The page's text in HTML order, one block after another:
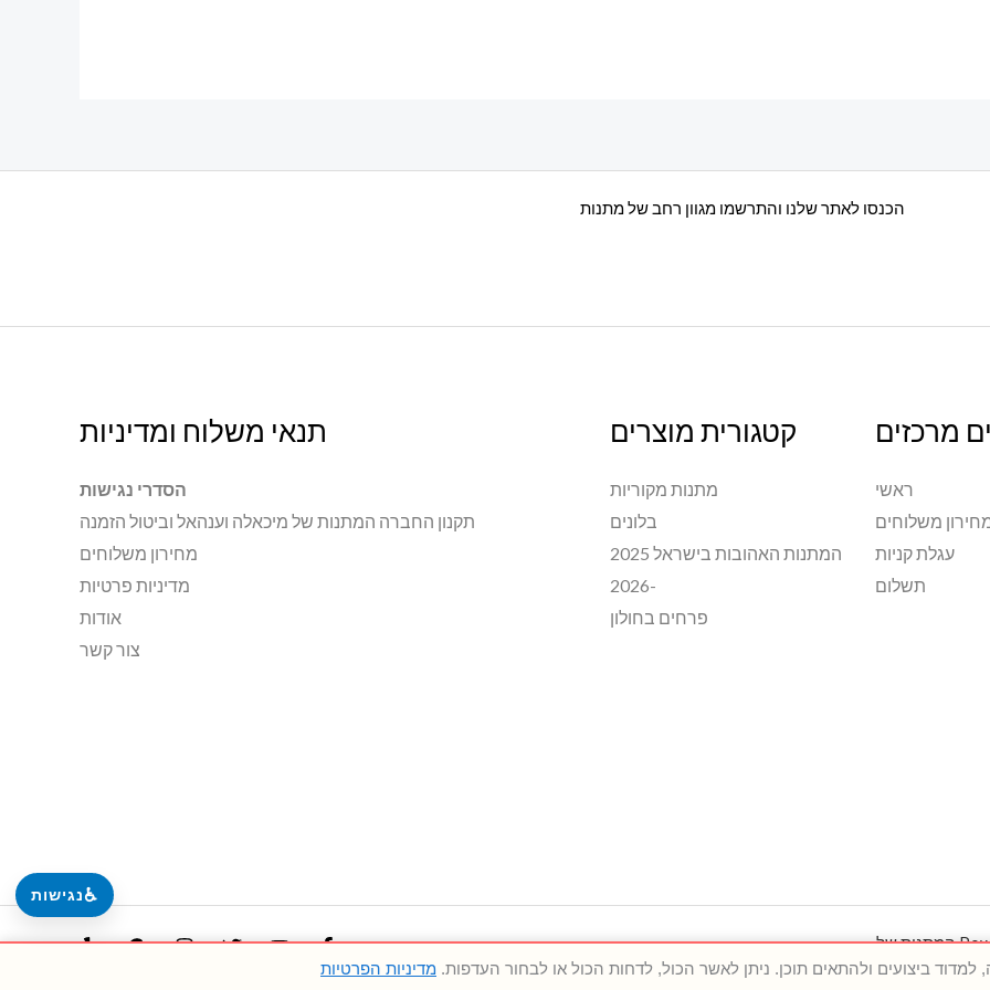
♿נגישות
בעמוד
המוצר
הכנסו לאתר שלנו והתרשמו מגוון רחב של מתנות
מרכזים
ראשי
משלוחים
עגלת קניות
תשלום
קטגורית מוצרים
מתנות מקוריות
בלונים
המתנות האהובות בישראל 2025
-2026
פרחים בחולון
תנאי משלוח ומדיניות
הסדרי נגישות
תקנון החברה המתנות של מיכאלה וענהאל וביטול הזמנה
מחירון משלוחים
מדיניות פרטיות
אודות
צור קשר
Copyright © 2026 המתנות של מיכאלה וענהאל. Powered by המתנות של
מיכאלה וענהאל.
מדיניות הפרטיות